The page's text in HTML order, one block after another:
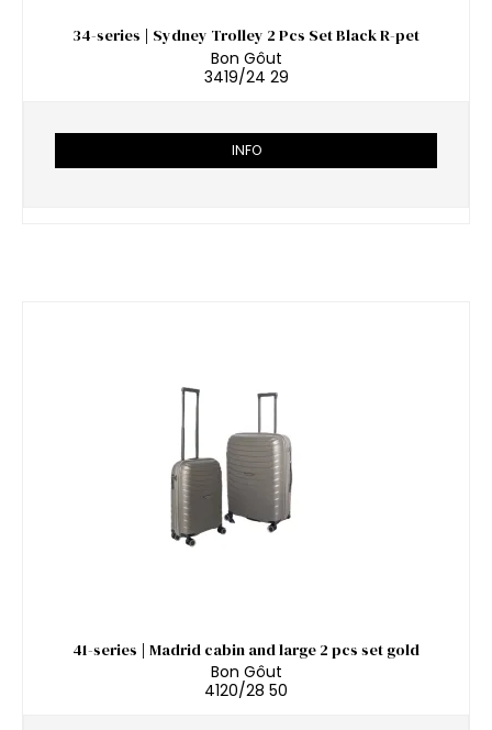
34-series | Sydney Trolley 2 Pcs Set Black R-pet
Bon Gôut
3419/24 29
INFO
41-series | Madrid cabin and large 2 pcs set gold
Bon Gôut
4120/28 50